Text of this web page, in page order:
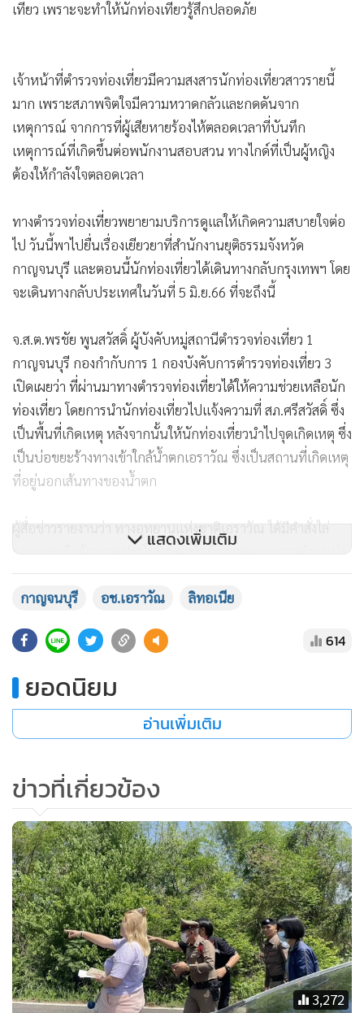
เที่ยว เพราะจะทำให้นักท่องเที่ยวรู้สึกปลอดภัย
เจ้าหน้าที่ตำรวจท่องเที่ยวมีความสงสารนักท่องเที่ยวสาวรายนี้
มาก เพราะสภาพจิตใจมีความหวาดกลัวและกดดันจาก
เหตุการณ์ จากการที่ผู้เสียหายร้องไห้ตลอดเวลาที่บันทึก
เหตุการณ์ที่เกิดขึ้นต่อพนักงานสอบสวน ทางไกด์ที่เป็นผู้หญิง
ต้องให้กำลังใจตลอดเวลา
ทางตำรวจท่องเที่ยวพยายามบริการดูแลให้เกิดความสบายใจต่อ
ไป วันนี้พาไปยื่นเรื่องเยียวยาที่สำนักงานยุติธรรมจังหวัด
กาญจนบุรี และตอนนี้นักท่องเที่ยวได้เดินทางกลับกรุงเทพฯ โดย
จะเดินทางกลับประเทศในวันที่ 5 มิ.ย.66 ที่จะถึงนี้
จ.ส.ต.พรชัย พูนสวัสดิ์ ผู้บังคับหมู่สถานีตำรวจท่องเที่ยว 1
กาญจนบุรี กองกำกับการ 1 กองบังคับการตำรวจท่องเที่ยว 3
เปิดเผยว่า ที่ผ่านมาทางตำรวจท่องเที่ยวได้ให้ความช่วยเหลือนัก
ท่องเที่ยว โดยการนำนักท่องเที่ยวไปแจ้งความที่ สภ.ศรีสวัสดิ์ ซึ่ง
เป็นพื้นที่เกิดเหตุ หลังจากนั้นให้นักท่องเที่ยวนำไปจุดเกิดเหตุ ซึ่ง
เป็นบ่อขยะร้างทางเข้าใกล้น้ำตกเอราวัณ ซึ่งเป็นสถานที่เกิดเหตุ
ที่อยู่นอกเส้นทางของน้ำตก
ผู้สื่อข่าวรายงานว่า ทางอุทยานแห่งชาติเอราวัณ ได้มีคำสั่งไล่
ออกและเลิกจ้างนายปราโมทย์ คงขำ ผู้ก่อเหตุออกจากตำแหน่ง
ลูกจ้างทันที และประสานตำรวจ สภ.ศรีสวัสดิ์ ให้ดำเนินคดีให้
ถึงที่สุด และล่าสุด เวลา 12.00 น. นายประวัฒน์ พวงทอง หัวหน้า
กาญจนบุรี เพื่อสอบถามเกี่ยวกับที่พักของผู้เสียหาย เพื่อจะเดิน
ว่านักท่องเที่ยวได้เดินทางเข้า กทม.ไปก่อนแล้ว
แสดงเพิ่มเติม
กาญจนบุรี อช.เอราวัณ ลิทอเนีย
614
ยอดนิยม
อ่านเพิ่มเติม
ข่าวที่เกี่ยวข้อง
3,272